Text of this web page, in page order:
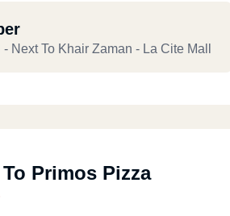
- Next To Khair Zaman - La Cite Mall
Primos Pizza